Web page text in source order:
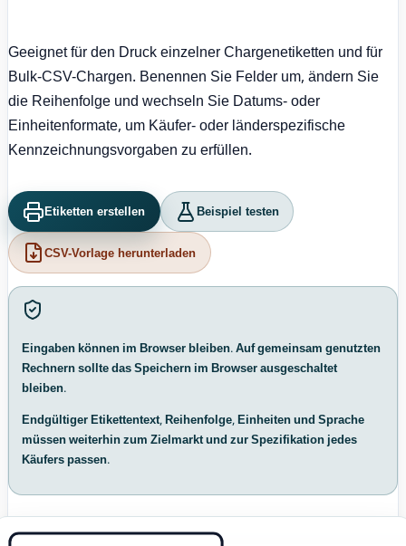
Geeignet für den Druck einzelner Chargenetiketten und für
Bulk-CSV-Chargen. Benennen Sie Felder um, ändern Sie
die Reihenfolge und wechseln Sie Datums- oder
Einheitenformate, um Käufer- oder länderspezifische
Kennzeichnungsvorgaben zu erfüllen.
Etiketten erstellen Beispiel testen
CSV-Vorlage herunterladen
Eingaben können im Browser bleiben. Auf gemeinsam genutzten
Rechnern sollte das Speichern im Browser ausgeschaltet
bleiben.
Endgültiger Etikettentext, Reihenfolge, Einheiten und Sprache
müssen weiterhin zum Zielmarkt und zur Spezifikation jedes
Käufers passen.